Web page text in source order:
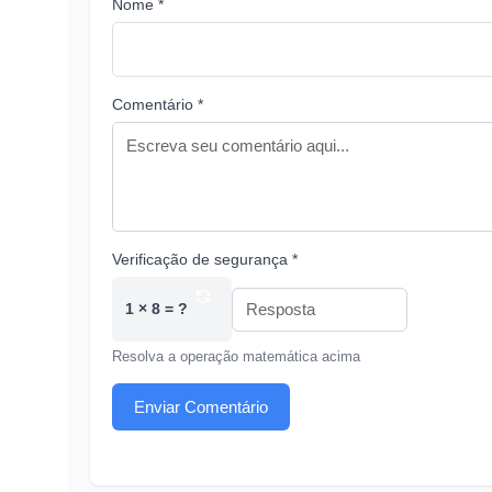
Nome *
Comentário *
Verificação de segurança *
1 × 8 = ?
Resolva a operação matemática acima
Enviar Comentário